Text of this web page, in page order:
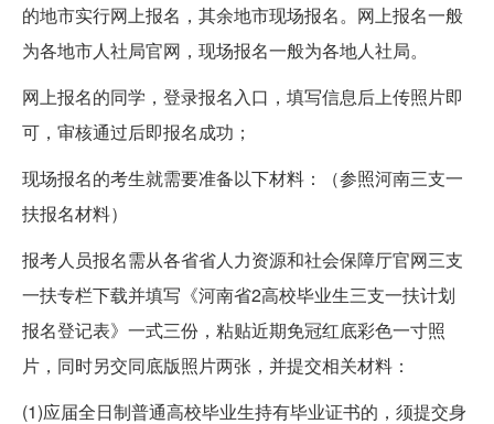
的地市实行网上报名，其余地市现场报名。网上报名一般
为各地市人社局官网，现场报名一般为各地人社局。
网上报名的同学，登录报名入口，填写信息后上传照片即
可，审核通过后即报名成功；
现场报名的考生就需要准备以下材料：（参照河南三支一
扶报名材料）
报考人员报名需从各省省人力资源和社会保障厅官网三支
一扶专栏下载并填写《河南省2高校毕业生三支一扶计划
报名登记表》一式三份，粘贴近期免冠红底彩色一寸照
片，同时另交同底版照片两张，并提交相关材料：
(1)应届全日制普通高校毕业生持有毕业证书的，须提交身